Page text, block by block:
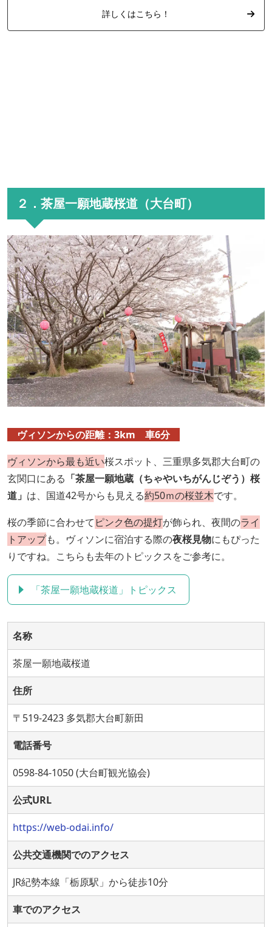
詳しくはこちら！
２．茶屋一願地蔵桜道（大台町）
ヴィソンからの距離：3km 車6分
ヴィソンから最も近い桜スポット、三重県多気郡大台町の
玄関口にある 「茶屋一願地蔵（ちゃやいちがんじぞう）桜
道」 は、国道42号からも見える約50ｍの桜並木です。
桜の季節に合わせて ピンク色の提灯が飾られ、夜間のライ
トアップも。ヴィソンに宿泊する際の夜桜見物にもぴった
りですね。こちらも去年のトピックスをご参考に。
「茶屋一願地蔵桜道」トピックス
名称
茶屋一願地蔵桜道
住所
〒519-2423 多気郡大台町新田
電話番号
0598-84-1050 (大台町観光協会)
公式URL
https://web-odai.info/
公共交通機関でのアクセス
JR紀勢本線「栃原駅」から徒歩10分
車でのアクセス